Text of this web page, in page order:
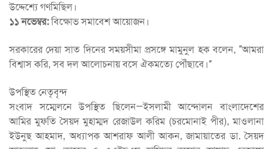
উদ্দেশ্যে গণমিছিল।
১১ নভেম্বর:বিক্ষোভ সমাবেশ আয়োজন।
সরকারের দেয়া সাত দিনের সময়সীমা প্রসঙ্গে মামুনুল হক বলেন, “আমরা
বিশ্বাস করি, সব দল আলোচনায় বসে ঐকমত্যে পৌঁছাবে।”
উপস্থিত নেতৃবৃন্দ
সংবাদ সম্মেলনে উপস্থিত ছিলেন—ইসলামী আন্দোলন বাংলাদেশের
আমির মুফতি সৈয়দ মুহাম্মদ রেজাউল করিম (চরমোনাই পীর), মাওলানা
ইউনুছ আহমাদ, অধ্যাপক আশরাফ আলী আকন, জামায়াতের ডা. সৈয়দ